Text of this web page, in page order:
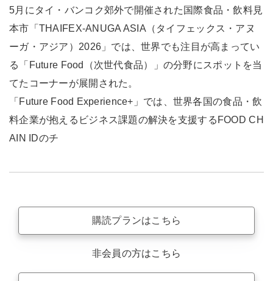
5月にタイ・バンコク郊外で開催された国際食品・飲料見
本市「THAIFEX-ANUGA ASIA（タイフェックス・アヌ
ーガ・アジア）2026」では、世界でも注目が高まってい
る「Future Food（次世代食品）」の分野にスポットを当
てたコーナーが展開された。
「Future Food Experience+」では、世界各国の食品・飲
料企業が抱えるビジネス課題の解決を支援するFOOD CH
AIN IDのチ
購読プランはこちら
非会員の方はこちら